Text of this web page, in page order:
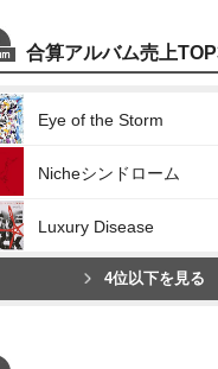
合算アルバム売上
Eye of the Storm
Nicheシンドローム
Luxury Disease
4位以下を見る